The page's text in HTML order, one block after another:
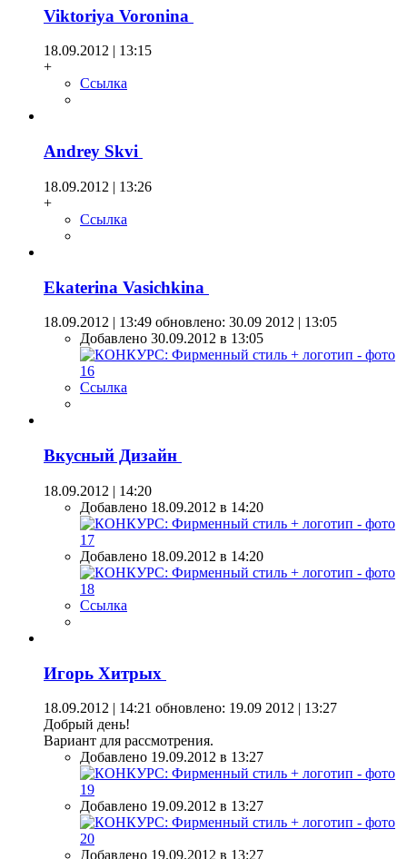
Viktoriya Voronina
18.09.2012 | 13:15
+
Ссылка
Andrey Skvi
18.09.2012 | 13:26
+
Ссылка
Ekaterina Vasichkina
18.09.2012 | 13:49 обновлено: 30.09 2012 | 13:05
Добавлено 30.09.2012 в 13:05
Ссылка
Вкусный Дизайн
18.09.2012 | 14:20
Добавлено 18.09.2012 в 14:20
Добавлено 18.09.2012 в 14:20
Ссылка
Игорь Хитрых
18.09.2012 | 14:21 обновлено: 19.09 2012 | 13:27
Добрый день!
Вариант для рассмотрения.
Добавлено 19.09.2012 в 13:27
Добавлено 19.09.2012 в 13:27
Добавлено 19.09.2012 в 13:27